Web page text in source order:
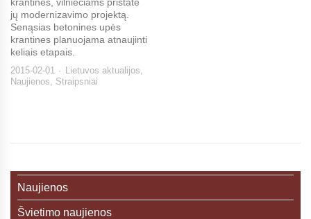
jų modernizavimo projektą.
Senąsias betonines upės
krantines planuojama atnaujinti
keliais etapais.
2015-02-01 Lietuvos aktualijos,
Naujienos, Straipsniai
Naujienos
Švietimo naujienos